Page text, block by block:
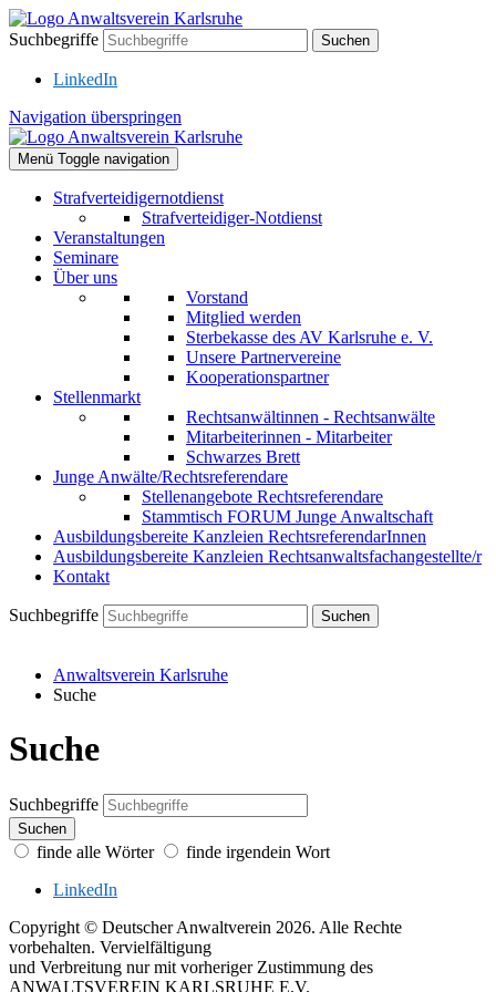
Suchbegriffe Suchen
LinkedIn
Navigation überspringen
Menü Toggle navigation
Strafverteidigernotdienst
Strafverteidiger-Notdienst
Veranstaltungen
Seminare
Über uns
Vorstand
Mitglied werden
Sterbekasse des AV Karlsruhe e. V.
Unsere Partnervereine
Kooperationspartner
Stellenmarkt
Rechtsanwältinnen - Rechtsanwälte
Mitarbeiterinnen - Mitarbeiter
Schwarzes Brett
Junge Anwälte/Rechtsreferendare
Stellenangebote Rechtsreferendare
Stammtisch FORUM Junge Anwaltschaft
Ausbildungsbereite Kanzleien RechtsreferendarInnen
Ausbildungsbereite Kanzleien Rechtsanwaltsfachangestellte/r
Kontakt
Suchbegriffe Suchen
Anwaltsverein Karlsruhe
Suche
Suche
Suchbegriffe
Suchen
finde alle Wörter
finde irgendein Wort
LinkedIn
Copyright © Deutscher Anwaltverein 2026. Alle Rechte
vorbehalten. Vervielfältigung
und Verbreitung nur mit vorheriger Zustimmung des
ANWALTSVEREIN KARLSRUHE E.V.